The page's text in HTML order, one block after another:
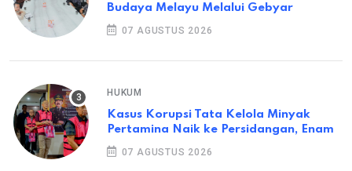
Budaya Melayu Melalui Gebyar
07 AGUSTUS 2026
HUKUM
Kasus Korupsi Tata Kelola Minyak
Pertamina Naik ke Persidangan, Enam
07 AGUSTUS 2026